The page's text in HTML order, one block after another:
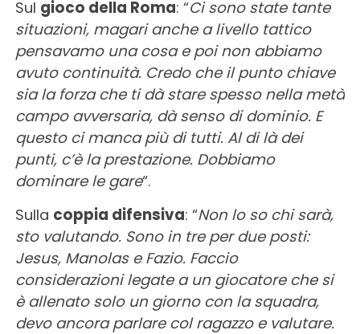
Sul gioco della Roma: “Ci sono state tante
situazioni, magari anche a livello tattico
pensavamo una cosa e poi non abbiamo
avuto continuità. Credo che il punto chiave
sia la forza che ti dà stare spesso nella metà
campo avversaria, dà senso di dominio. E
questo ci manca più di tutti. Al di là dei
punti, c’è la prestazione. Dobbiamo
dominare le gare“.
Sulla coppia difensiva: “Non lo so chi sarà,
sto valutando. Sono in tre per due posti:
Jesus, Manolas e Fazio. Faccio
considerazioni legate a un giocatore che si
è allenato solo un giorno con la squadra,
devo ancora parlare col ragazzo e valutare.